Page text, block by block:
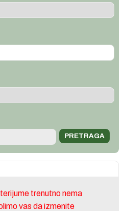
trenutno nema
vas da izmenite